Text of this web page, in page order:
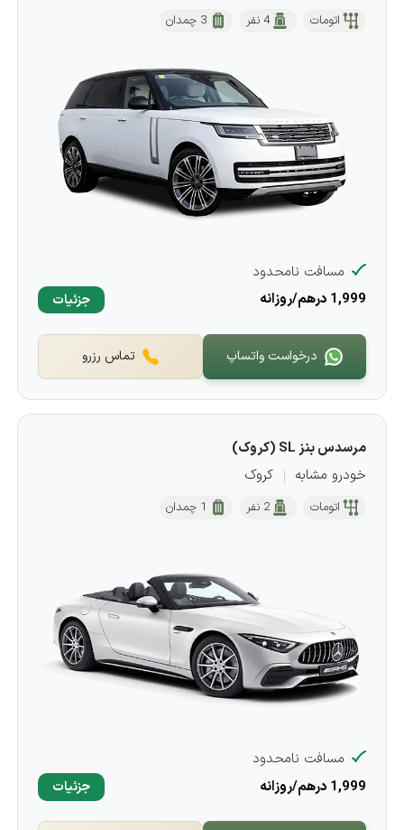
اتومات 4 نفر 3 چمدان
مسافت نامحدود
1,999 درهم/روزانه
جزئیات
درخواست واتساپ تماس رزرو
مرسدس بنز SL (کروک)
خودرو مشابه
کروک
اتومات 2 نفر 1 چمدان
مسافت نامحدود
1,999 درهم/روزانه
جزئیات